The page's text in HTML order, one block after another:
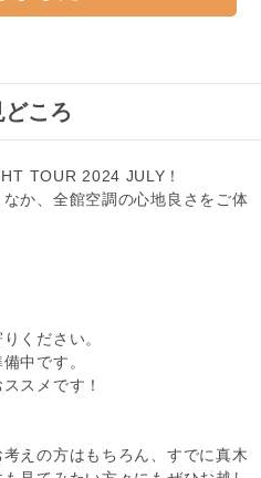
どころ
TOUR 2024 JULY！
か、全館空調の心地良さをご体
ください。
中です。
スメです！
えの方はもちろん、すでに真木